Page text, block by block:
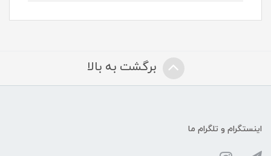
برگشت به بالا
اینستگرام و تلگرام ما